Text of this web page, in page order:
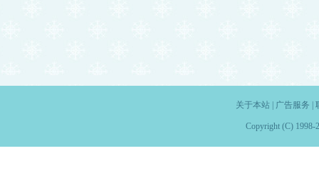
关于本站| 广告服务
Copyright (C) 1998-